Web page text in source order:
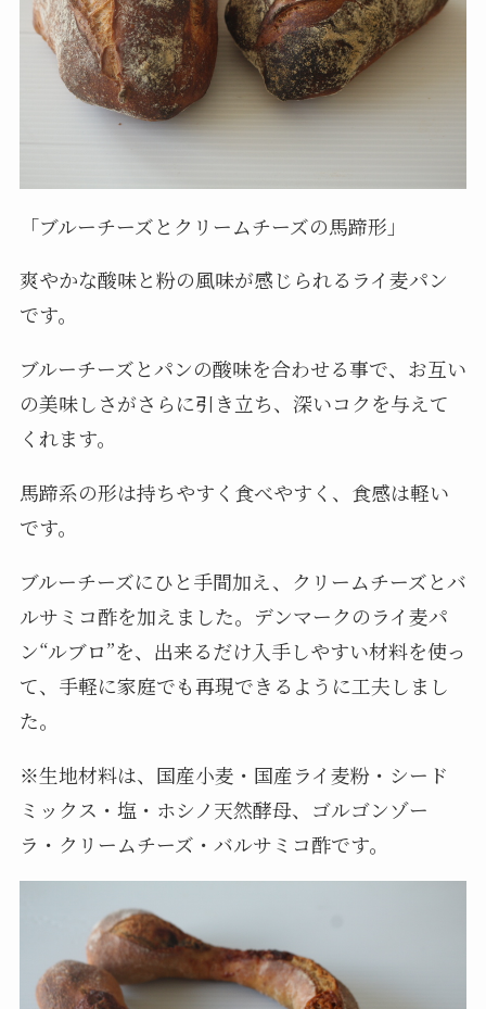
「ブルーチーズとクリームチーズの馬蹄形」
爽やかな酸味と粉の風味が感じられるライ麦パン
です。
ブルーチーズとパンの酸味を合わせる事で、お互い
の美味しさがさらに引き立ち、深いコクを与えて
くれます。
馬蹄系の形は持ちやすく食べやすく、食感は軽い
です。
ブルーチーズにひと手間加え、クリームチーズとバ
ルサミコ酢を加えました。デンマークのライ麦パ
ン“ルブロ”を、出来るだけ入手しやすい材料を使っ
て、手軽に家庭でも再現できるように工夫しまし
た。
※生地材料は、国産小麦・国産ライ麦粉・シード
ミックス・塩・ホシノ天然酵母、ゴルゴンゾー
ラ・クリームチーズ・バルサミコ酢です。